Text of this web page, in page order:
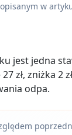
w
jest jedna
zł, zniżka 2
odpa.